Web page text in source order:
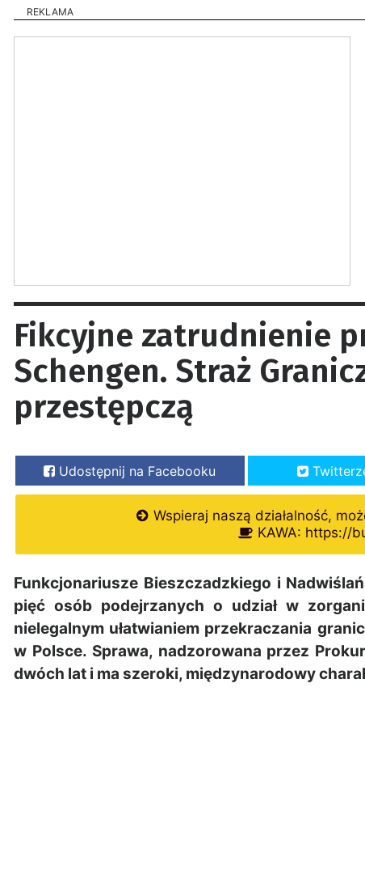
REKLAMA
Fikcyjne zatrudnienie
Schengen. Straż
przestępczą
Udostępnij na Facebooku
Wspieraj naszą działalność,
KAWA: https://
Funkcjonariusze Bieszczadzkiego i
pięć osób podejrzanych o udział w
nielegalnym ułatwianiem przekraczania
w Polsce. Sprawa, nadzorowana przez
dwóch lat i ma szeroki, międzynarodowy